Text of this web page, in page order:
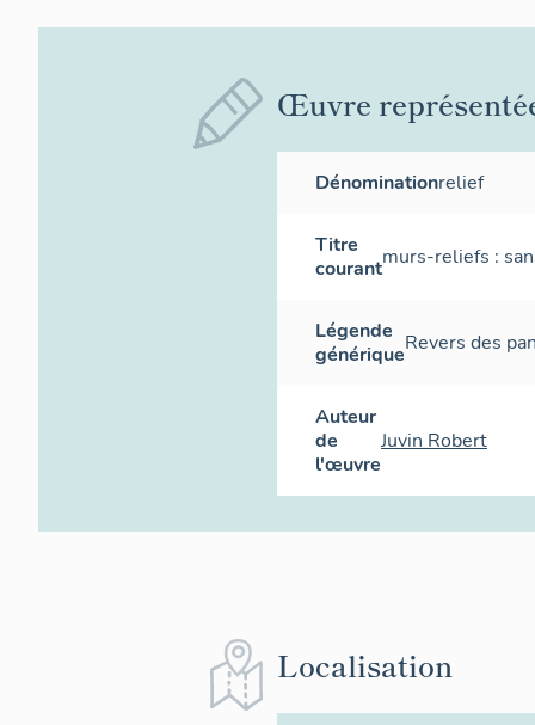
Œuvre
Dénominationrelief
Titre
courantmurs-reliefs :
Légende
génériqueRevers des
Auteur
de
l'œuvre
Juvin Robert
Localisation